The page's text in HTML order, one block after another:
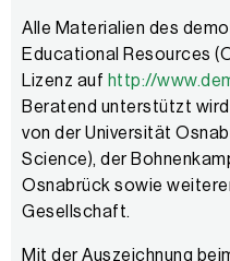
Alle Materialien des
Educational Resources
Lizenz auf http://
Beratend unterstützt
von der Universität
Science), der
Osnabrück sowie
Gesellschaft.
Mit der Auszeichnung